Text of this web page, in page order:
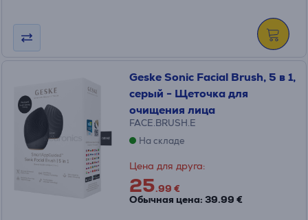
Geske Sonic Facial Brush, 5 в 1,
серый - Щеточка для
очищения лица
FACE.BRUSH.E
На складе
Цена для друга:
25.99 €
Обычная цена: 39.99 €